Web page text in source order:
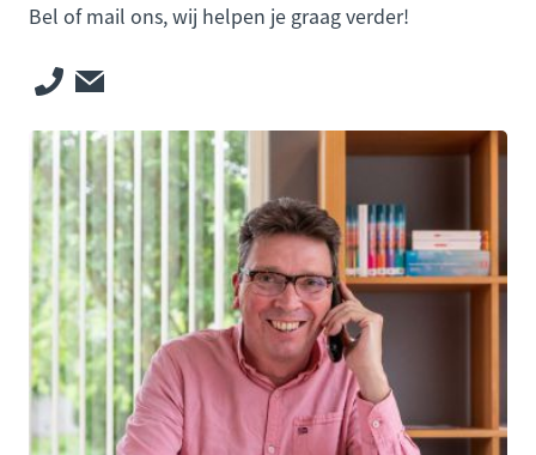
Bel of mail ons, wij helpen je graag verder!